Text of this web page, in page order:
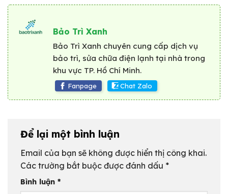
Bảo Trì Xanh
Bảo Trì Xanh chuyên cung cấp dịch vụ
bảo trì, sửa chữa điện lạnh tại nhà trong
khu vực TP. Hồ Chí Minh.
Fanpage Chat Zalo
Để lại một bình luận
Email của bạn sẽ không được hiển thị công khai.
Các trường bắt buộc được đánh dấu *
Bình luận *